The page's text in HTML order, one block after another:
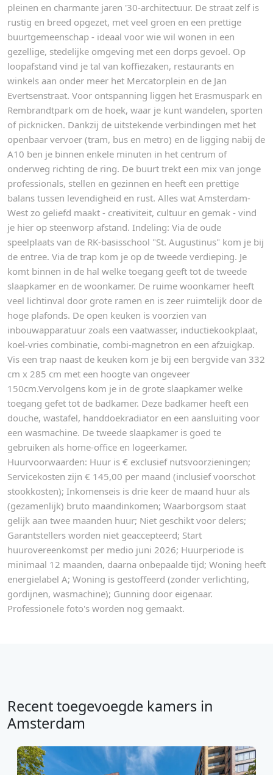
pleinen en charmante jaren '30-architectuur. De straat zelf is
rustig en breed opgezet, met veel groen en een prettige
buurtgemeenschap - ideaal voor wie wil wonen in een
gezellige, stedelijke omgeving met een dorps gevoel. Op
loopafstand vind je tal van koffiezaken, restaurants en
winkels aan onder meer het Mercatorplein en de Jan
Evertsenstraat. Voor ontspanning liggen het Erasmuspark en
Rembrandtpark om de hoek, waar je kunt wandelen, sporten
of picknicken. Dankzij de uitstekende verbindingen met het
openbaar vervoer (tram, bus en metro) en de ligging nabij de
A10 ben je binnen enkele minuten in het centrum of
onderweg richting de ring. De buurt trekt een mix van jonge
professionals, stellen en gezinnen en heeft een prettige
balans tussen levendigheid en rust. Alles wat Amsterdam-
West zo geliefd maakt - creativiteit, cultuur en gemak - vind
je hier op steenworp afstand. Indeling: Via de oude
speelplaats van de RK-basisschool "St. Augustinus" kom je bij
de entree. Via de trap kom je op de tweede verdieping. Je
komt binnen in de hal welke toegang geeft tot de tweede
slaapkamer en de woonkamer. De ruime woonkamer heeft
veel lichtinval door grote ramen en is zeer ruimtelijk door de
hoge plafonds. De open keuken is voorzien van
inbouwapparatuur zoals een vaatwasser, inductiekookplaat,
koel-vries combinatie, combi-magnetron en een afzuigkap.
Vis een trap naast de keuken kom je bij een bergvide van 332
cm x 285 cm met een hoogte van ongeveer
150cm.Vervolgens kom je in de grote slaapkamer welke
toegang gefet tot de badkamer. Deze badkamer heeft een
douche, wastafel, handdoekradiator en een aansluiting voor
een wasmachine. De tweede slaapkamer is goed te
gebruiken als home-office en logeerkamer.
Huurvoorwaarden: Huur is € exclusief nutsvoorzieningen;
Servicekosten zijn € 145,00 per maand (inclusief voorschot
stookkosten); Inkomenseis is drie keer de maand huur als
(gezamenlijk) bruto maandinkomen; Waarborgsom staat
gelijk aan twee maanden huur; Niet geschikt voor delers;
Garantstellers worden niet geaccepteerd; Start
huurovereenkomst per medio juni 2026; Huurperiode is
minimaal 12 maanden, daarna onbepaalde tijd; Woning heeft
energielabel A; Woning is gestoffeerd (zonder verlichting,
gordijnen, wasmachine); Gunning door eigenaar.
Professionele foto's worden nog gemaakt.
Recent toegevoegde kamers in
Amsterdam